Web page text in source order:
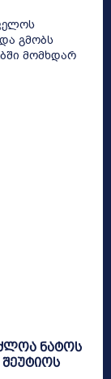
გმობს
მომხდარ
ნატოს